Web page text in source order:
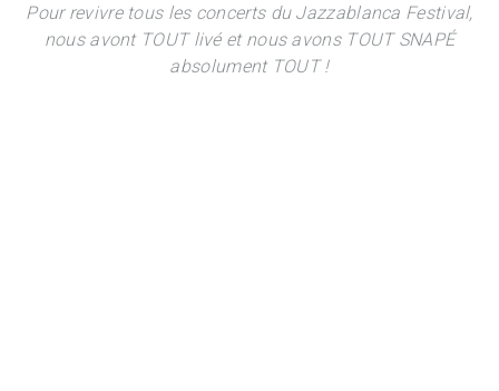
Pour revivre tous les concerts du Jazzablanca Festival,
nous avont TOUT livé et nous avons TOUT SNAPÉ
absolument TOUT !